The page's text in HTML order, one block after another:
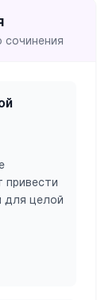
сочинения
привести
для целой